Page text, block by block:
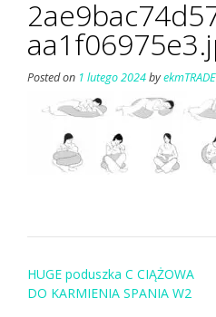
Posted on 1 lutego 2024byekmTRADE
Post
navigation
HUGE poduszka C CIĄŻOWA
DO KARMIENIA SPANIA W2